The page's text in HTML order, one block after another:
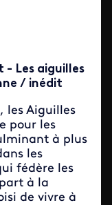
- Les aiguilles
/ inédit
les Aiguilles
pour les
à plus
les
fédère les
à la
de vivre à